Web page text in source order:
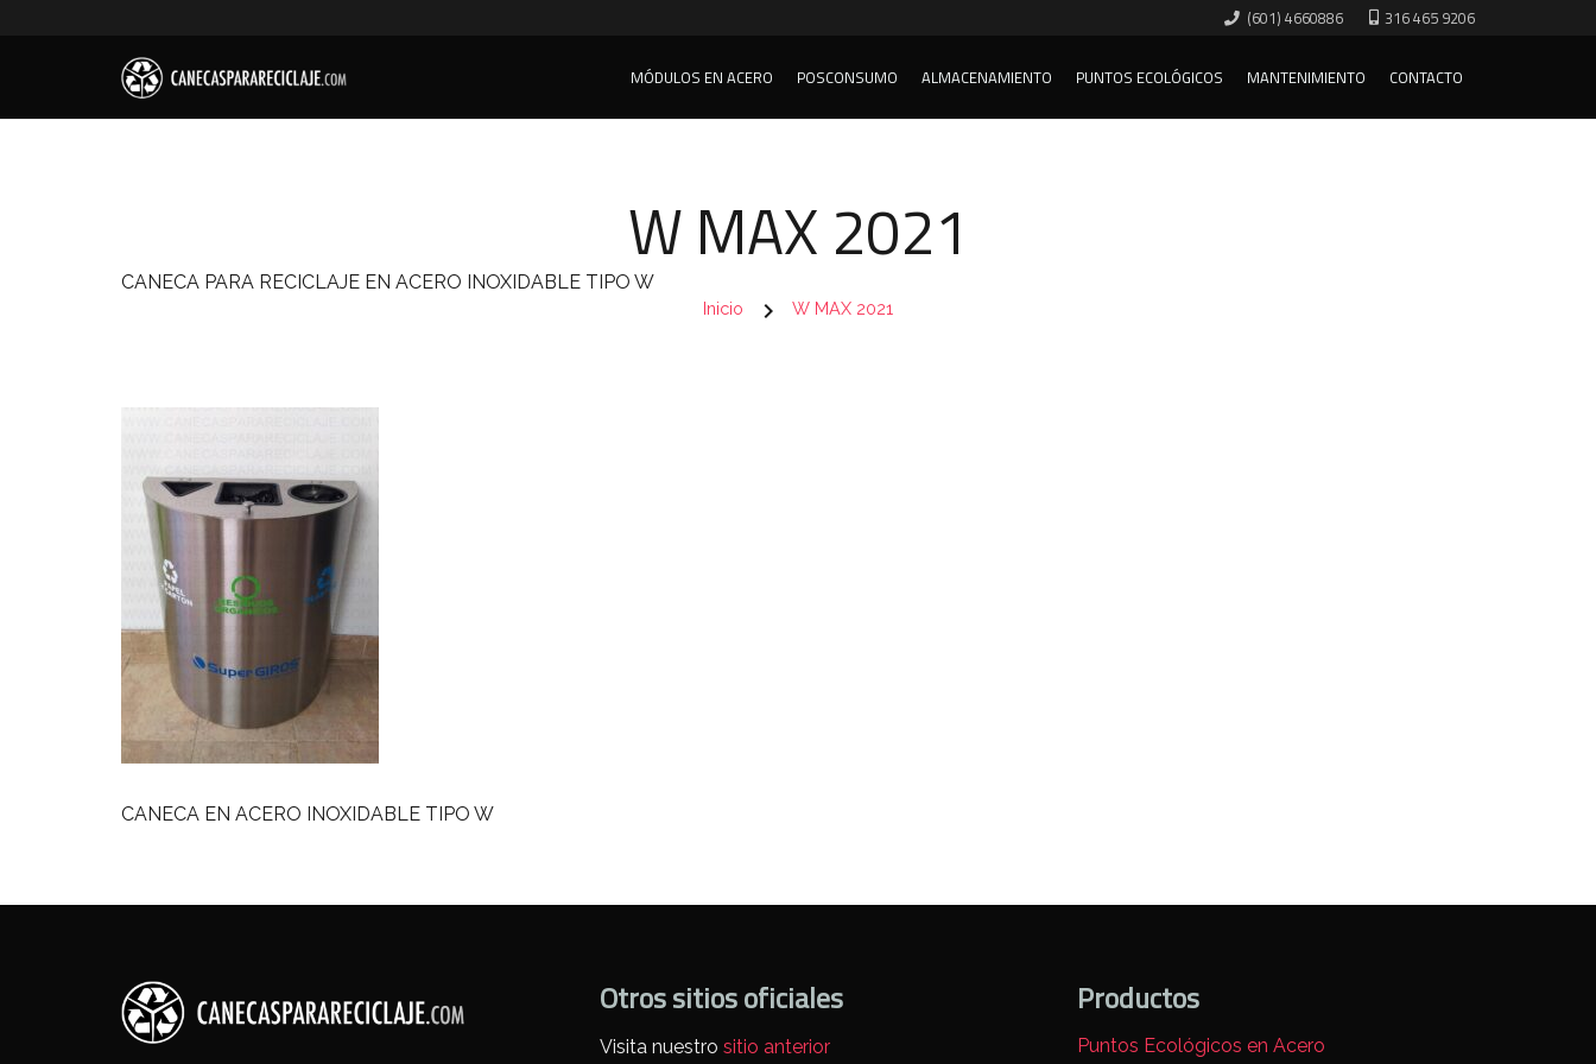
(601) 4660886 316 465 9206
MÓDULOS EN ACERO POSCONSUMO ALMACENAMIENTO PUNTOS ECOLÓGICOS MANTENIMIENTO CONTACTO
W MAX 2021
CANECA PARA RECICLAJE EN ACERO INOXIDABLE TIPO W
Inicio chevron_right W MAX 2021
CANECA EN ACERO INOXIDABLE TIPO W
Otros sitios oficiales
Visita nuestro sitio anterior
Productos
Puntos Ecológicos en Acero